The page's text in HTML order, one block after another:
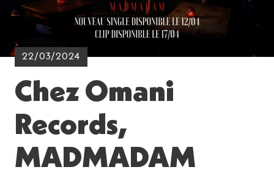
22/03/2024
Chez Omani
Records,
MADMADAM